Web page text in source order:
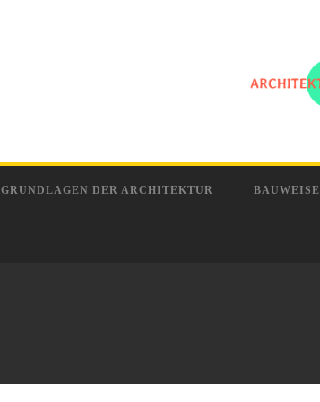
GRUNDLAGEN DER ARCHITEKTUR BAUWEISE